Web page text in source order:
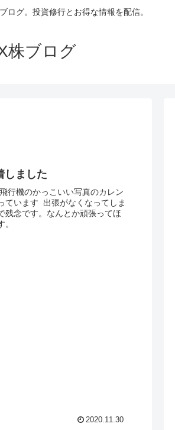
ログ。投資修行とお得な情報を配信。
株ブログ
しました
行機のかっこいい写真のカレン
ています 出張がなくなってしま
残念です。なんとか頑張ってほ
2020.11.30